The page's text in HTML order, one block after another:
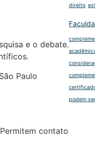
e o debate.
Paulo
contato
direito
podem